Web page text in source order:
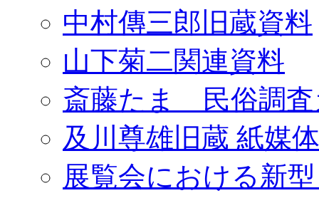
中村傳三郎旧蔵資料
山下菊二関連資料
斎藤たま 民俗調査
及川尊雄旧蔵 紙媒
展覧会における新